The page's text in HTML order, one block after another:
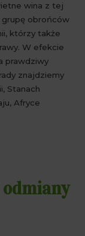
wina z tej
grupę obrońców
którzy także
W efekcie
prawdziwy
znajdziemy
Stanach
Afryce